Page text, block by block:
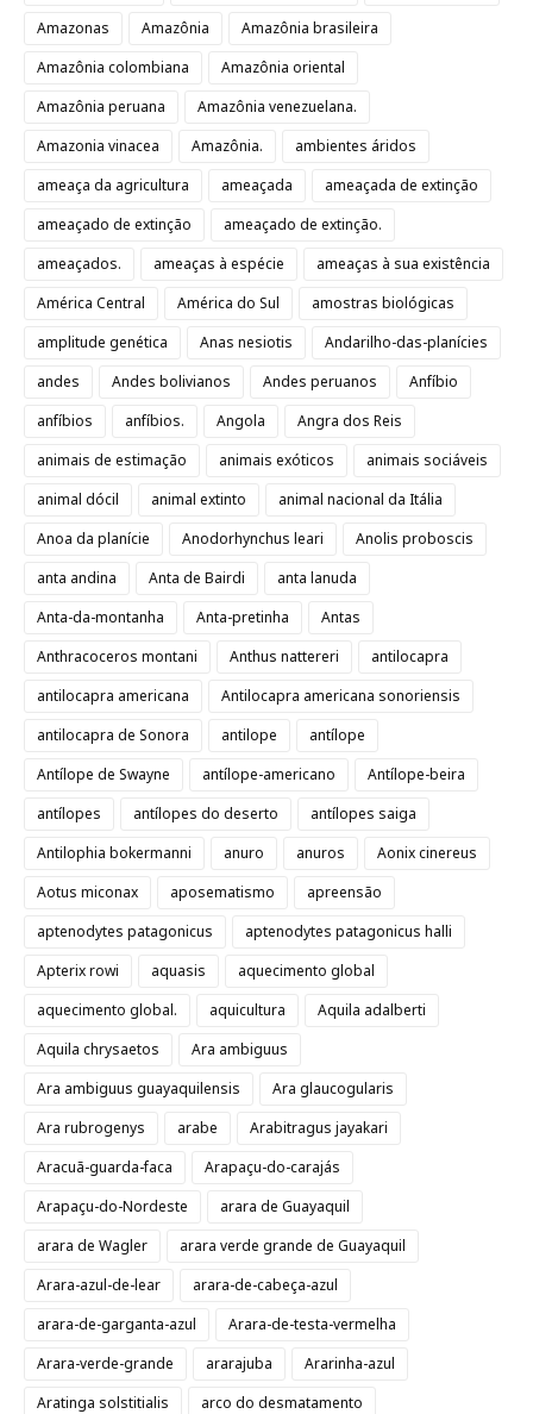
Amazonas
Amazônia
Amazônia brasileira
Amazônia colombiana
Amazônia oriental
Amazônia peruana
Amazônia venezuelana.
Amazonia vinacea
Amazônia.
ambientes áridos
ameaça da agricultura
ameaçada
ameaçada de extinção
ameaçado de extinção
ameaçado de extinção.
ameaçados.
ameaças à espécie
ameaças à sua existência
América Central
América do Sul
amostras biológicas
amplitude genética
Anas nesiotis
Andarilho-das-planícies
andes
Andes bolivianos Andes peruanos
Anfíbio
anfíbios
anfíbios. Angola
Angra dos Reis
animais de estimação
animais exóticos
animais sociáveis
animal dócil
animal extinto
animal nacional da Itália
Anoa da planície
Anodorhynchus leari
Anolis proboscis
anta andina
Anta de Bairdi
anta lanuda
Anta-da-montanha
Anta-pretinha
Antas
Anthracoceros montani
Anthus nattereri
antilocapra
antilocapra americana
Antilocapra americana sonoriensis
antilocapra de Sonora
antilope
antílope
Antílope de Swayne
antílope-americano
Antílope-beira
antílopes
antílopes do deserto
antílopes saiga
Antilophia bokermanni
anuro anuros
Aonix cinereus
Aotus miconax
aposematismo
apreensão
aptenodytes patagonicus
aptenodytes patagonicus halli
Apterix rowi
aquasis
aquecimento global
aquecimento global.
aquicultura
Aquila adalberti
Aquila chrysaetos
Ara ambiguus
Ara ambiguus guayaquilensis
Ara glaucogularis
Ara rubrogenys
arabe
Arabitragus jayakari
Aracuã-guarda-faca
Arapaçu-do-carajás
Arapaçu-do-Nordeste
arara de Guayaquil
arara de Wagler
arara verde grande de Guayaquil
Arara-azul-de-lear
arara-de-cabeça-azul
arara-de-garganta-azul
Arara-de-testa-vermelha
Arara-verde-grande
ararajuba
Ararinha-azul
Aratinga solstitialis
arco do desmatamento